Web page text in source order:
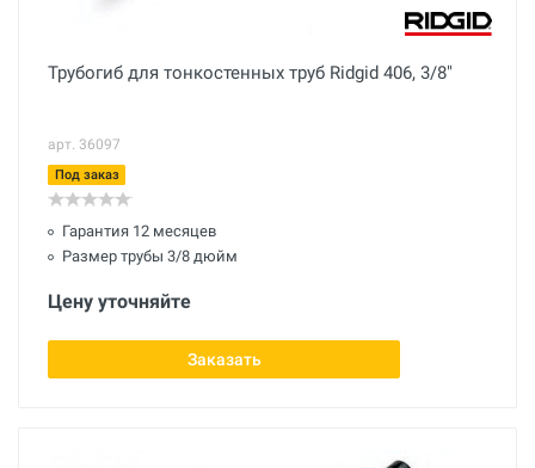
Трубогиб для тонкостенных труб Ridgid 406, 3/8"
арт. 36097
Под заказ
Гарантия 12 месяцев
Размер трубы 3/8 дюйм
Цену уточняйте
Заказать